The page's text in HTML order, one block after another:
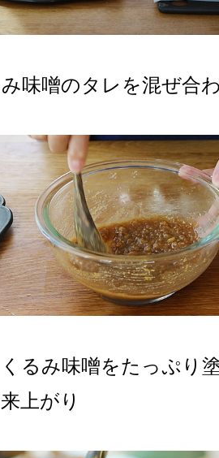
み味噌のタレを混ぜ合
くるみ味噌をたっぷり
上がり